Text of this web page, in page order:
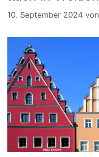
10. September 2024 von